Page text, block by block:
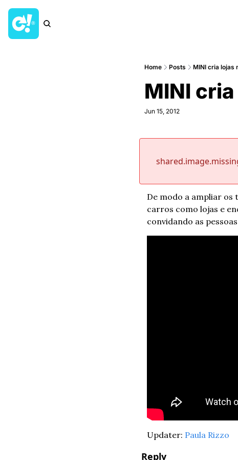
Home Posts MINI cria lojas
MINI
Jun 15, 2012
De modo a ampliar os
carros como lojas e
convidando as
Updater: Paula Rizzo
Reply